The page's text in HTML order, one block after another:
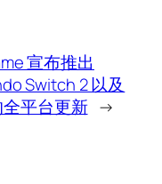
宣布推出
Switch 2 以及
平台更新 →